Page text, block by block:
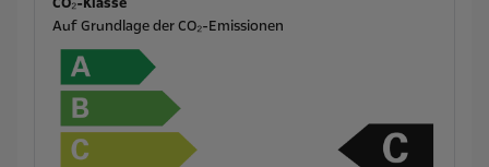
Auf Grundlage der CO₂-Emissionen